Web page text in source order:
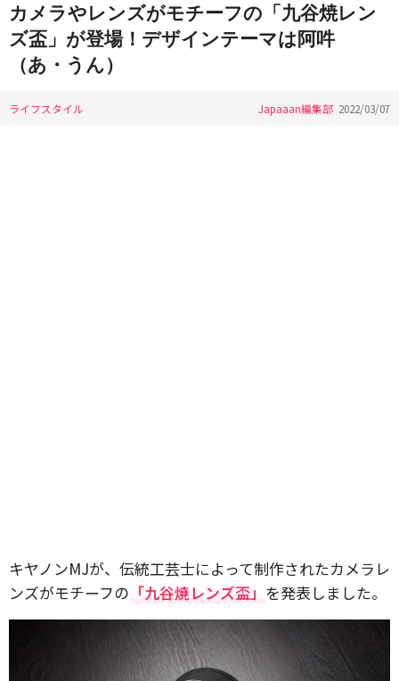
カメラやレンズがモチーフの「九谷焼レン
ズ盃」が登場！デザインテーマは阿吽
（あ・うん）
ライフスタイル Japaaan編集部 2022/03/07
キヤノンMJが、伝統工芸士によって制作されたカメラレ
ンズがモチーフの 「九谷焼レンズ盃」 を発表しました。